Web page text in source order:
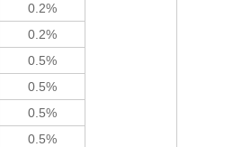
0.2%
0.2%
0.5%
0.5%
0.5%
0.5%